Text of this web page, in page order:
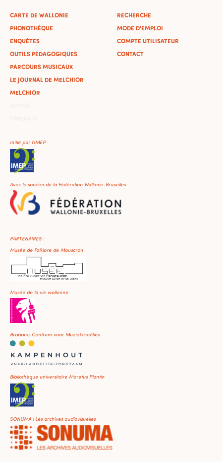
CARTE DE WALLONIE
PHONOTHÈQUE
ENQUÊTES
OUTILS PÉDAGOGIQUES
PARCOURS MUSICAUX
LE JOURNAL DE MELCHIOR
MELCHIOR
RECHERCHE
MODE D'EMPLOI
COMPTE UTILISATEUR
CONTACT
Initié par l'IMEP
Avec le soutien de la Fédération Wallonie-Bruxelles
PARTENAIRES :
Musée de Folklore de Mouscron
Musée de la vie wallonne
Brabants Centrum voor Muziektradities
Bibliothèque universitaire Moretus Plantin
SONUMA | Les archives audiovisuelles